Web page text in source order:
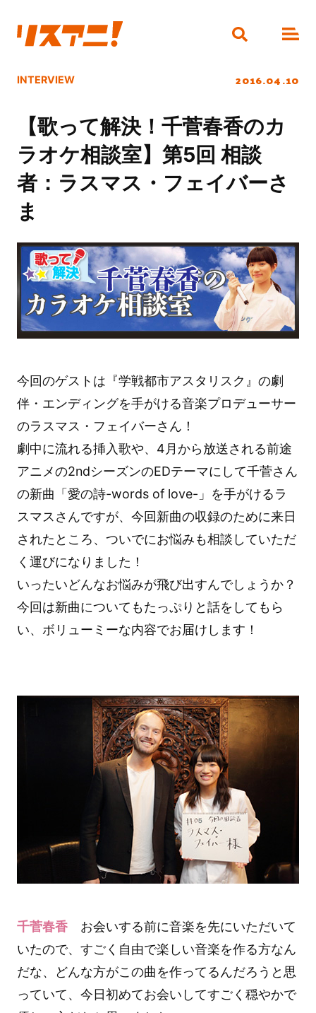
INTERVIEW 2016.04.10
【歌って解決！千菅春香のカ
ラオケ相談室】第5回 相談
者：ラスマス・フェイバーさ
ま
今回のゲストは『学戦都市アスタリスク』の劇
伴・エンディングを手がける音楽プロデューサー
のラスマス・フェイバーさん！
劇中に流れる挿入歌や、4月から放送される前途
アニメの2ndシーズンのEDテーマにして千菅さん
の新曲「愛の詩-words of love-」を手がけるラ
スマスさんですが、今回新曲の収録のために来日
されたところ、ついでにお悩みも相談していただ
く運びになりました！
いったいどんなお悩みが飛び出すんでしょうか？
今回は新曲についてもたっぷりと話をしてもら
い、ボリューミーな内容でお届けします！
千菅春香お会いする前に音楽を先にいただいて
いたので、すごく自由で楽しい音楽を作る方なん
だな、どんな方がこの曲を作ってるんだろうと思
っていて、今日初めてお会いしてすごく穏やかで